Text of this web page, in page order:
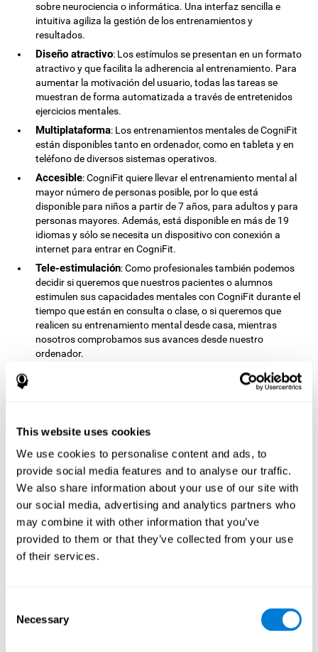
This website uses cookies
We use cookies to personalise content and ads, to
provide social media features and to analyse our traffic.
We also share information about your use of our site with
our social media, advertising and analytics partners who
may combine it with other information that you’ve
provided to them or that they’ve collected from your use
of their services.
Selection
Necessary
sobre neurociencia o informática. Una interfaz sencilla e
intuitiva agiliza la gestión de los entrenamientos y
resultados.
Diseño atractivo: Los estímulos se presentan en un formato
atractivo y que facilita la adherencia al entrenamiento. Para
aumentar la motivación del usuario, todas las tareas se
muestran de forma automatizada a través de entretenidos
ejercicios mentales.
Multiplataforma: Los entrenamientos mentales de CogniFit
están disponibles tanto en ordenador, como en tableta y en
teléfono de diversos sistemas operativos.
Accesible: CogniFit quiere llevar el entrenamiento mental al
mayor número de personas posible, por lo que está
disponible para niños a partir de 7 años, para adultos y para
personas mayores. Además, está disponible en más de 19
idiomas y sólo se necesita un dispositivo con conexión a
internet para entrar en CogniFit.
Tele-estimulación: Como profesionales también podemos
decidir si queremos que nuestros pacientes o alumnos
estimulen sus capacidades mentales con CogniFit durante el
tiempo que están en consulta o clase, o si queremos que
realicen su entrenamiento mental desde casa, mientras
nosotros comprobamos sus avances desde nuestro
ordenador.
: Tanto las instrucciones como los resultados
que se muestran en CogniFit resultan sencillos de
entrenamiento.
Completo: CogniFit cuenta con una gran cantidad de
entrenamientos específicos, por lo que es fácil encontrar
aquellos entrenamientos que más se ajusten a nuestras
necesidades.
Cómo potenciar tu
entrenamiento mental de
CogniFit
cognitivas, pero además hay ciertos
hábitos saludables que
puedes adoptar para ayudar a CogniFit a potenciar tu